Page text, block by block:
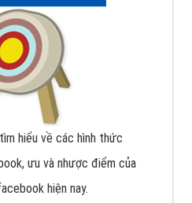
hiểu về các hình thức
ưu và nhược điểm của
hiện nay.